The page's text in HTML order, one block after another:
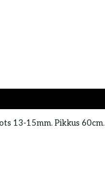
13-15mm. Pikkus 60cm.